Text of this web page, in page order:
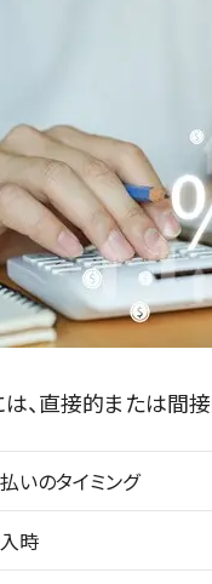
、直接的または間
いのタイミング
時